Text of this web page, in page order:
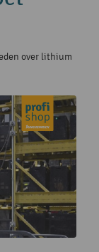
over lithium